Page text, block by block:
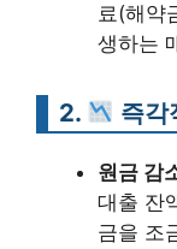
료(해약
생하는
2. 즉각
원금 감
대출 잔
금을 조